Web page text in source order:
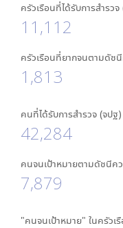
ครัวเรือนที่ได้รับการสำรวจ
11,112
ครัวเรือนที่ยากจนตามดัช
1,813
คนที่ได้รับการสำรวจ (จปฐ)
42,284
คนจนเป้าหมายตามดัชนีค
7,879
"คนจนเป้าหมาย" ในครัว